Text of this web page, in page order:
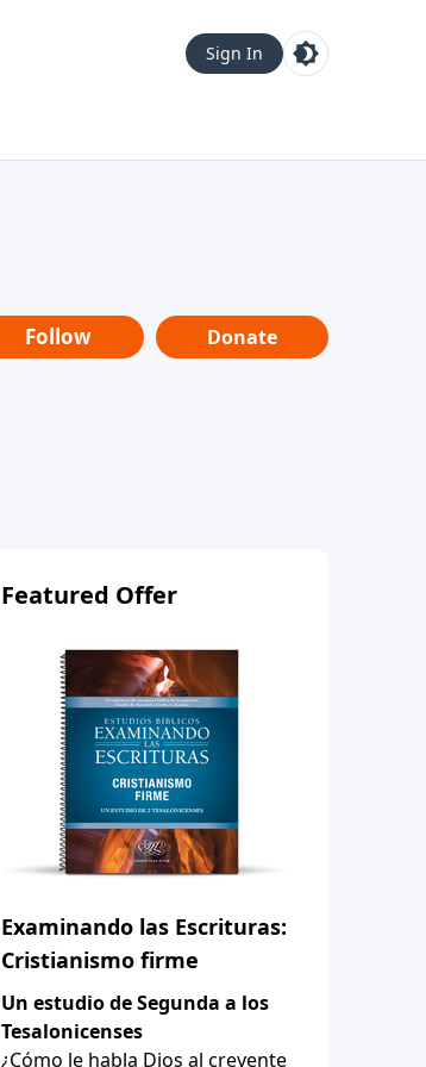
Sign In
Follow Donate
Featured Offer
Examinando las Escrituras:
Cristianismo firme
Un estudio de Segunda a los
Tesalonicenses
¿Cómo le habla Dios al creyente